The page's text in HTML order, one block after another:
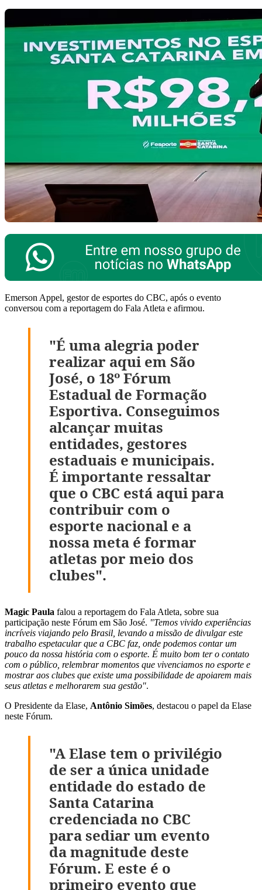
Emerson Appel, gestor de esportes do CBC, após o evento
conversou com a reportagem do Fala Atleta e afirmou.
"É uma alegria poder
realizar aqui em São
José, o 18º Fórum
Estadual de Formação
Esportiva. Conseguimos
alcançar muitas
entidades, gestores
estaduais e municipais.
É importante ressaltar
que o CBC está aqui para
contribuir com o
esporte nacional e a
nossa meta é formar
atletas por meio dos
clubes".
Magic Paula falou a reportagem do Fala Atleta, sobre sua
participação neste Fórum em São José. "Temos vivido experiências
incríveis viajando pelo Brasil, levando a missão de divulgar este
trabalho espetacular que a CBC faz, onde podemos contar um
pouco da nossa história com o esporte. É muito bom ter o contato
com o público, relembrar momentos que vivenciamos no esporte e
mostrar aos clubes que existe uma possibilidade de apoiarem mais
seus atletas e melhorarem sua gestão".
O Presidente da Elase, Antônio Simões, destacou o papel da Elase
neste Fórum.
"A Elase tem o privilégio
de ser a única unidade
entidade do estado de
Santa Catarina
credenciada no CBC
para sediar um evento
da magnitude deste
Fórum. E este é o
primeiro evento que